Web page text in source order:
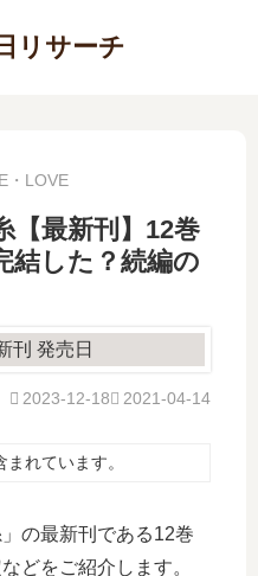
リサーチ
・LOVE
【最新刊】12巻
結した？続編の
2021-04-14
2023-12-18
れています。
の最新刊である12巻
どをご紹介します。